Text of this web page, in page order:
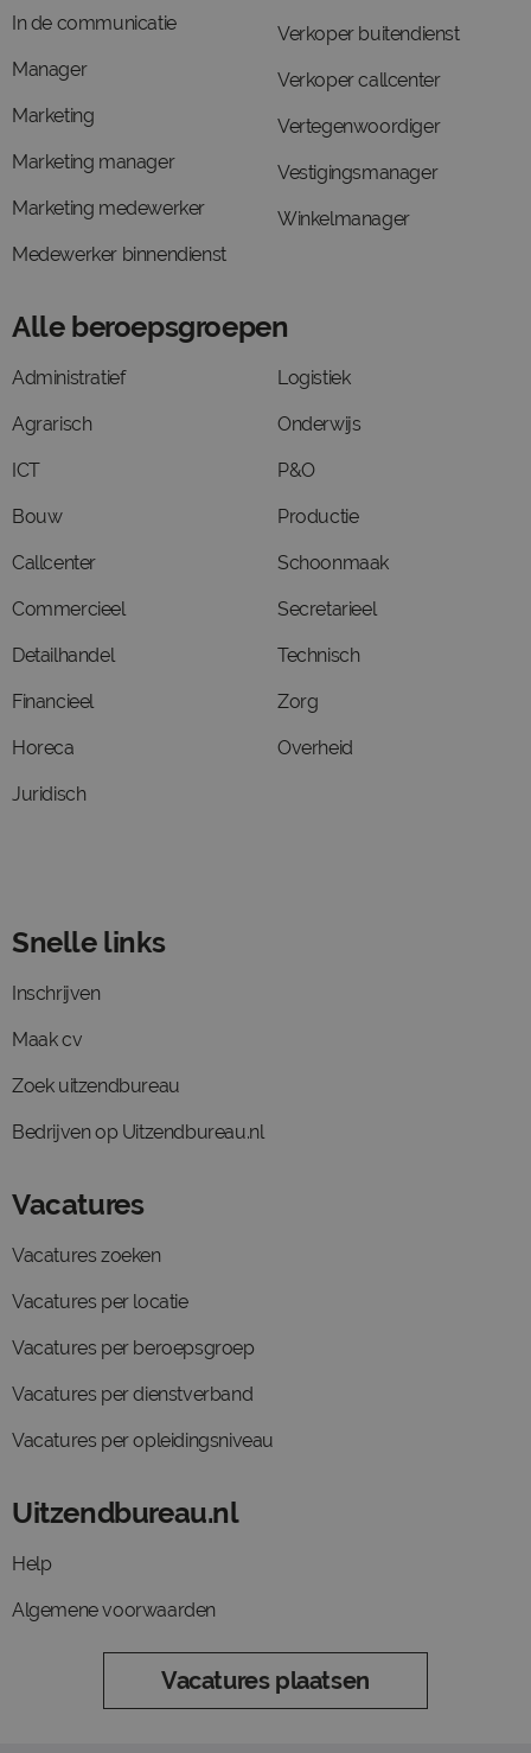
In de communicatie
Manager
Marketing
Marketing manager
Marketing medewerker
Medewerker binnendienst
Verkoper buitendienst
Verkoper callcenter
Vertegenwoordiger
Vestigingsmanager
Winkelmanager
Alle beroepsgroepen
Administratief
Agrarisch
ICT
Bouw
Callcenter
Commercieel
Detailhandel
Financieel
Horeca
Juridisch
Logistiek
Onderwijs
P&O
Productie
Schoonmaak
Secretarieel
Technisch
Zorg
Overheid
Snelle links
Inschrijven
Maak cv
Zoek uitzendbureau
Bedrijven op Uitzendbureau.nl
Vacatures
Vacatures zoeken
Vacatures per locatie
Vacatures per beroepsgroep
Vacatures per dienstverband
Vacatures per opleidingsniveau
Uitzendbureau.nl
Help
Algemene voorwaarden
Vacatures plaatsen